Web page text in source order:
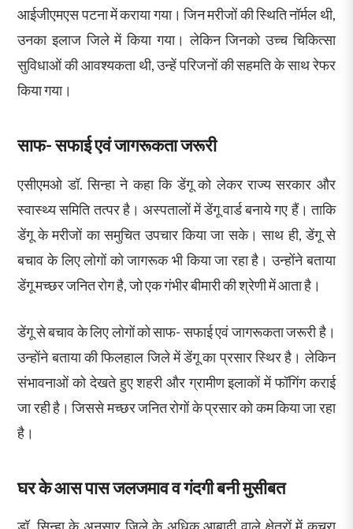
आईजीएमएस पटना में कराया गया। जिन मरीजों की स्थिति नॉर्मल थी,
उनका इलाज जिले में किया गया। लेकिन जिनको उच्च चिकित्सा
सुविधाओं की आवश्यकता थी, उन्हें परिजनों की सहमति के साथ रेफर
किया गया।
साफ- सफाई एवं जागरूकता जरूरी
एसीएमओ डॉ. सिन्हा ने कहा कि डेंगू को लेकर राज्य सरकार और
स्वास्थ्य समिति तत्पर है। अस्पतालों में डेंगू वार्ड बनाये गए हैं। ताकि
डेंगू के मरीजों का समुचित उपचार किया जा सके। साथ ही, डेंगू से
बचाव के लिए लोगों को जागरूक भी किया जा रहा है। उन्होंने बताया
डेंगू मच्छर जनित रोग है, जो एक गंभीर बीमारी की श्रेणी में आता है।
डेंगू से बचाव के लिए लोगों को साफ- सफाई एवं जागरूकता जरूरी है।
उन्होंने बताया की फिलहाल जिले में डेंगू का प्रसार स्थिर है। लेकिन
संभावनाओं को देखते हुए शहरी और ग्रामीण इलाकों में फॉगिंग कराई
जा रही है। जिससे मच्छर जनित रोगों के प्रसार को कम किया जा रहा
है।
घर के आस पास जलजमाव व गंदगी बनी मुसीबत